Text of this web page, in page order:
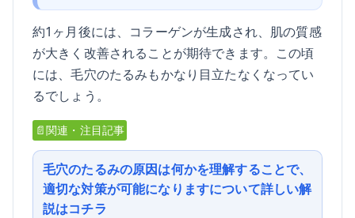
約1ヶ月後には、コラーゲンが生成され、肌の質感
が大きく改善されることが期待できます。この頃
には、毛穴のたるみもかなり目立たなくなってい
るでしょう。
📄関連・注目記事
毛穴のたるみの原因は何かを理解することで、
適切な対策が可能になりますについて詳しい解
説はコチラ